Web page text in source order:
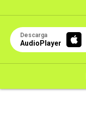
Descarga
AudioPlayer